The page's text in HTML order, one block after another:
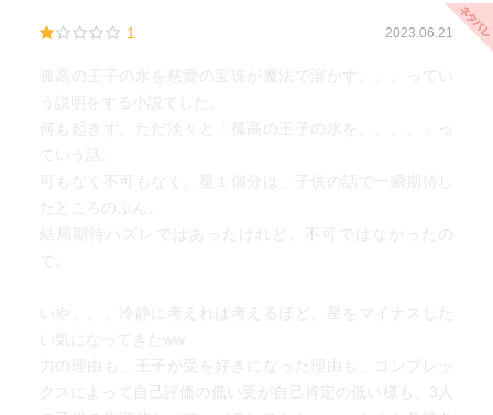
1 2023.06.21
孤高の王子の氷を慈愛の宝珠が魔法で溶かす。。。ってい
う説明をする小説でした。
何も起きず、ただ淡々と「孤高の王子の氷を。。。。」っ
ていう話。
可もなく不可もなく。星１個分は、子供の話で一瞬期待し
たところのぶん。
結局期待ハズレではあったけれど、不可ではなかったの
で。
いや、、、冷静に考えれば考えるほど、星をマイナスした
い気になってきたww
力の理由も、王子が受を好きになった理由も、コンプレッ
クスによって自己評価の低い受が自己肯定の低い様も、3人